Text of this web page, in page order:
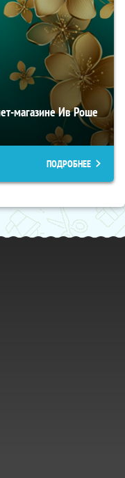
магазине Ив Роше
ПОДРОБНЕЕ